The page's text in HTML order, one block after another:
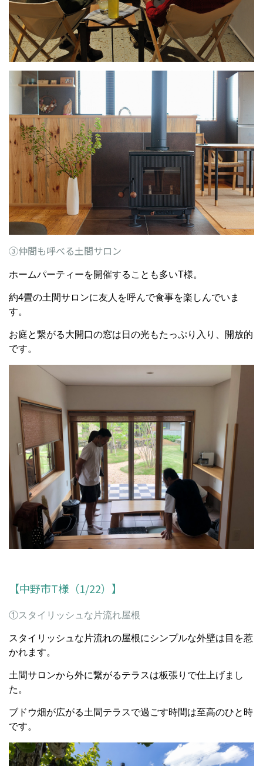
③仲間も呼べる土間サロン
ホームパーティーを開催することも多いT様。
約4畳の土間サロンに友人を呼んで食事を楽しんでいま
す。
お庭と繋がる大開口の窓は日の光もたっぷり入り、開放的
です。
【中野市T様（1/22）】
①スタイリッシュな片流れ屋根
スタイリッシュな片流れの屋根にシンプルな外壁は目を惹
かれます。
土間サロンから外に繋がるテラスは板張りで仕上げまし
た。
ブドウ畑が広がる土間テラスで過ごす時間は至高のひと時
です。